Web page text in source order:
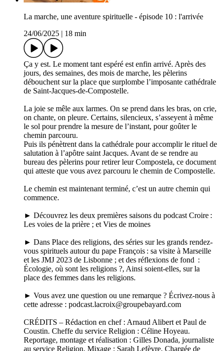
La marche, une aventure spirituelle - épisode 10 : l'arrivée
24/06/2025
18 min
Ça y est. Le moment tant espéré est enfin arrivé. Après des
jours, des semaines, des mois de marche, les pèlerins
débouchent sur la place que surplombe l’imposante cathédrale
de Saint-Jacques-de-Compostelle.
La joie se mêle aux larmes. On se prend dans les bras, on crie,
on chante, on pleure. Certains, silencieux, s’asseyent à même
le sol pour prendre la mesure de l’instant, pour goûter le
chemin parcouru.
Puis ils pénètrent dans la cathédrale pour accomplir le rituel de
salutation à l’apôtre saint Jacques. Avant de se rendre au
bureau des pèlerins pour retirer leur Compostela, ce document
qui atteste que vous avez parcouru le chemin de Compostelle.
Le chemin est maintenant terminé, c’est un autre chemin qui
commence.
► Découvrez les deux premières saisons du podcast Croire :
Les voies de la prière ; et Vies de moines
► Dans Place des religions, des séries sur les grands rendez-
vous spirituels autour du pape François : sa visite à Marseille
et les JMJ 2023 de Lisbonne ; et des réflexions de fond :
Écologie, où sont les religions ?, Ainsi soient-elles, sur la
place des femmes dans les religions.
► Vous avez une question ou une remarque ? Écrivez-nous à
cette adresse : podcast.lacroix@groupebayard.com
CRÉDITS – Rédaction en chef : Arnaud Alibert et Paul de
Coustin. Cheffe du service Religion : Céline Hoyeau.
Reportage, montage et réalisation : Gilles Donada, journaliste
au service Religion. Mixage : Sarah Lefèvre. Chargée de